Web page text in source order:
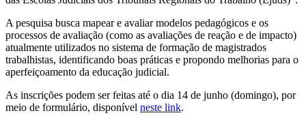
A pesquisa busca mapear e avaliar modelos pedagógicos e os
processos de avaliação (como as avaliações de reação e de impacto)
atualmente utilizados no sistema de formação de magistrados
trabalhistas, identificando boas práticas e propondo melhorias para o
aperfeiçoamento da educação judicial.
As inscrições podem ser feitas até o dia 14 de junho (domingo), por
meio de formulário, disponível neste link.